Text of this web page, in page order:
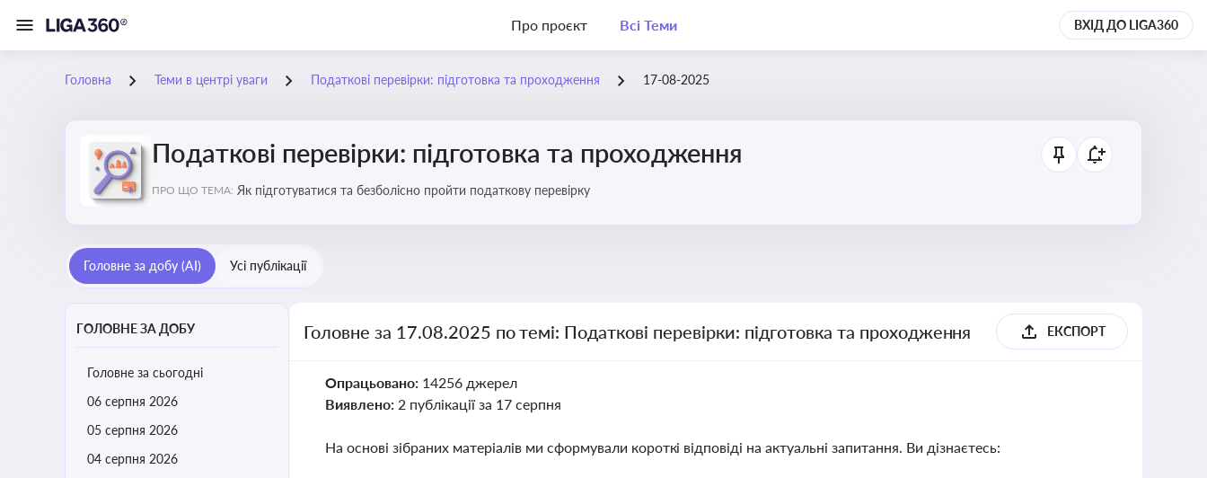
Про проєкт Всі Теми ВХІД ДО LIGA360
Головна Теми в центрі уваги Податкові перевірки: підготовка та проходження 17-08-2025
Податкові перевірки: підготовка та проходження
ПРО ЩО ТЕМА: Як підготуватися та безболісно пройти податкову перевірку
Головне за добу (AI) Усі публікації
ГОЛОВНЕ ЗА ДОБУ
Головне за сьогодні
06 серпня 2026
05 серпня 2026
04 серпня 2026
Головне за 17.08.2025 по темі: Податкові перевірки: підготовка та проходження ЕКСПОРТ
Опрацьовано: 14256 джерел
Виявлено: 2 публікації за 17 серпня
На основі зібраних матеріалів ми сформували короткі відповіді на актуальні запитання. Ви дізнаєтесь: